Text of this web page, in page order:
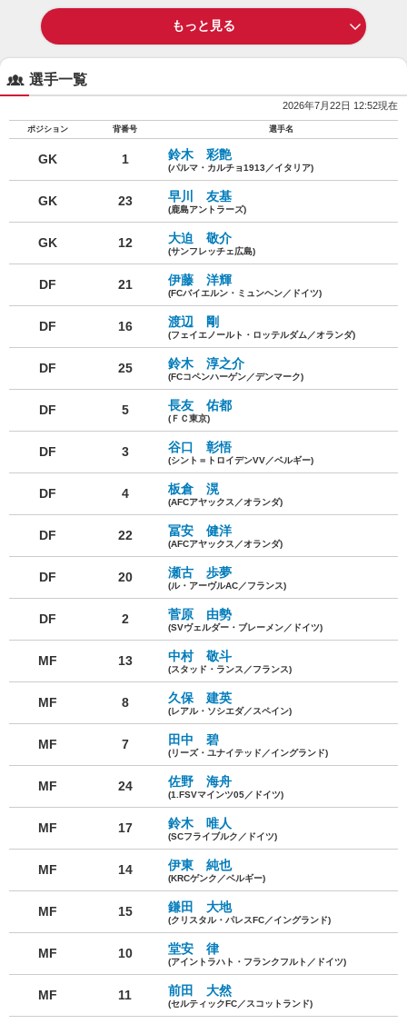
もっと見る
選手一覧
2026年7月22日 12:52現在
ポジション 背番号 選手名
GK 1 鈴木 彩艶
(パルマ・カルチョ1913／イタリア)
GK 23 早川 友基
(鹿島アントラーズ)
GK 12 大迫 敬介
(サンフレッチェ広島)
DF 21 伊藤 洋輝
(FCバイエルン・ミュンヘン／ドイツ)
DF 16 渡辺 剛
(フェイエノールト・ロッテルダム／オランダ)
DF 25 鈴木 淳之介
(FCコペンハーゲン／デンマーク)
DF 5 長友 佑都
(ＦＣ東京)
DF 3 谷口 彰悟
(シント＝トロイデンVV／ベルギー)
DF 4 板倉 滉
(AFCアヤックス／オランダ)
DF 22 冨安 健洋
(AFCアヤックス／オランダ)
DF 20 瀬古 歩夢
(ル・アーヴルAC／フランス)
DF 2 菅原 由勢
(SVヴェルダー・ブレーメン／ドイツ)
MF 13 中村 敬斗
(スタッド・ランス／フランス)
MF 8 久保 建英
(レアル・ソシエダ／スペイン)
MF 7 田中 碧
(リーズ・ユナイテッド／イングランド)
MF 24 佐野 海舟
(1.FSVマインツ05／ドイツ)
MF 17 鈴木 唯人
(SCフライブルク／ドイツ)
MF 14 伊東 純也
(KRCゲンク／ベルギー)
MF 15 鎌田 大地
(クリスタル・パレスFC／イングランド)
MF 10 堂安 律
(アイントラハト・フランクフルト／ドイツ)
MF 11 前田 大然
(セルティックFC／スコットランド)